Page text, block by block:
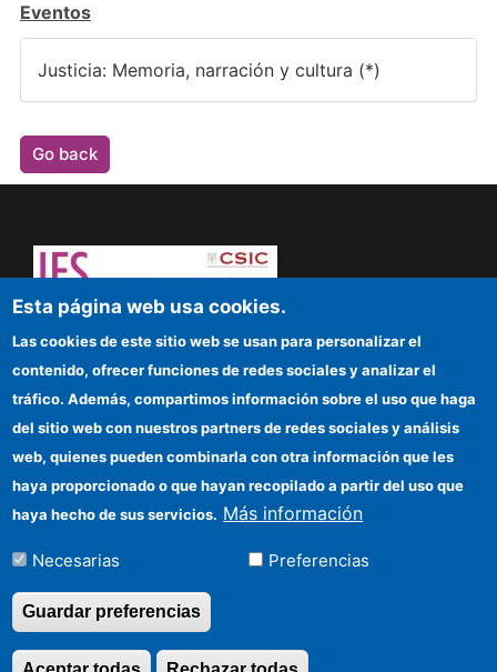
Eventos
Justicia: Memoria, narración y cultura (*)
Go back
Dare to think! Sapere aude!
IFS
CSIC Electronic Office
Funding entities
Location
Información para proveedores
©Copyright 2026 Todos los derechos
Esta página web usa cookies.
Las cookies de este sitio web se usan para personalizar el
contenido, ofrecer funciones de redes sociales y analizar el
tráfico. Además, compartimos información sobre el uso que haga
del sitio web con nuestros partners de redes sociales y análisis
web, quienes pueden combinarla con otra información que les
haya proporcionado o que hayan recopilado a partir del uso que
haya hecho de sus servicios. Más información
Necesarias Preferencias
Guardar preferencias